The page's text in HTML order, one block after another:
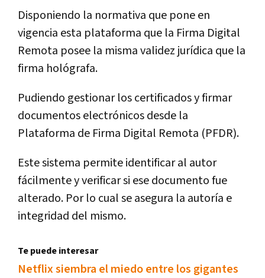
Disponiendo la normativa que pone en
vigencia esta plataforma que la Firma Digital
Remota posee la misma validez jurídica que la
firma hológrafa.
Pudiendo gestionar los certificados y firmar
documentos electrónicos desde la
Plataforma de Firma Digital Remota (PFDR).
Este sistema permite identificar al autor
fácilmente y verificar si ese documento fue
alterado. Por lo cual se asegura la autoría e
integridad del mismo.
Te puede interesar
Netflix siembra el miedo entre los gigantes